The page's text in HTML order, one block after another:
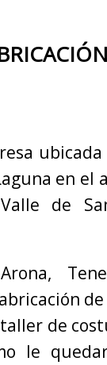
en el
de
Arona,
de
le